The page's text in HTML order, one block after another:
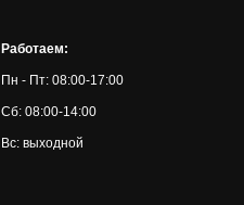
Работаем:
Пн - Пт: 08:00-17:00
Сб: 08:00-14:00
Вс: выходной